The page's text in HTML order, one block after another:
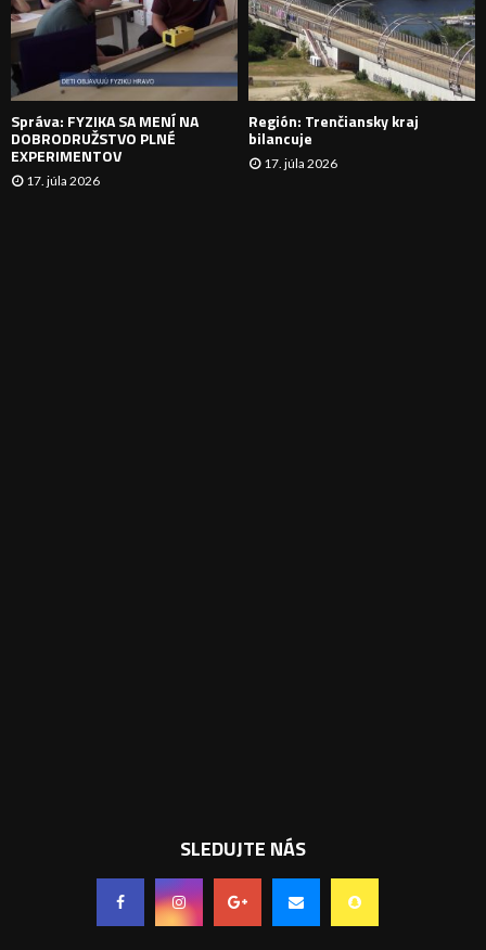
N
I
E
Správa: FYZIKA SA MENÍ NA
DOBRODRUŽSTVO PLNÉ
EXPERIMENTOV
17. júla 2026
Región: Trenčiansky kraj
bilancuje
17. júla 2026
SLEDUJTE NÁS